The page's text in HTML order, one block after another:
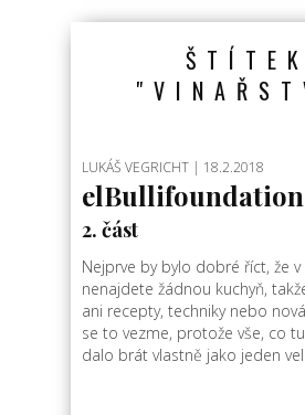
ŠTÍTEK
LUKÁŠ VEGRICHT | 18.2.2018
elBullifoundation
2. část
Nejprve by bylo dobré říct, že v
nenajdete žádnou kuchyň,
ani recepty, techniky nebo
se to vezme, protože vše, co
dalo brát vlastně jako jeden